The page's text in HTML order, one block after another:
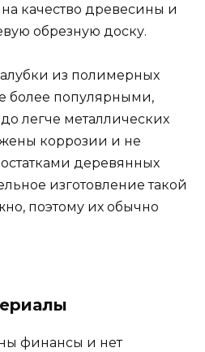
качество древесины и
обрезную доску.
из полимерных
более популярными,
легче металлических
коррозии и не
деревянных
изготовление такой
поэтому их обычно
финансы и нет